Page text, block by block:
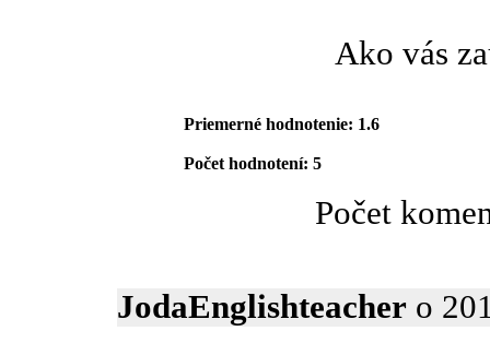
Ako vás
Priemerné hodnotenie: 1.6
Počet hodnotení: 5
Počet
JodaEnglishteacher o